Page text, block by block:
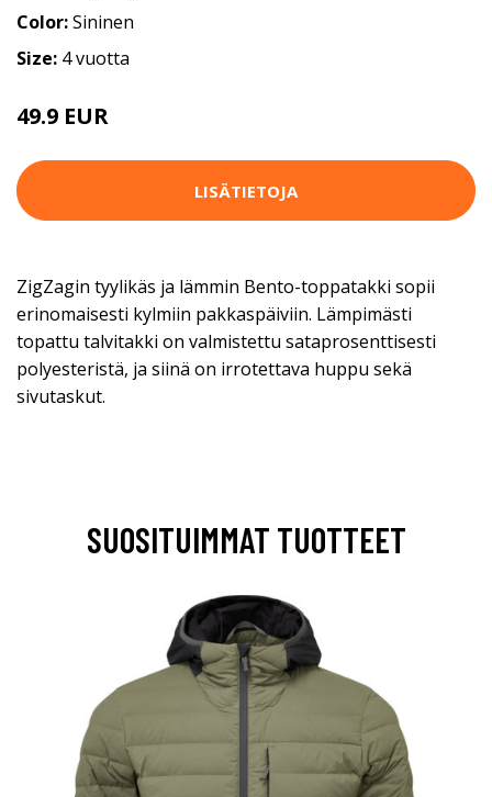
Color:Sininen
Size: 4 vuotta
49.9 EUR
LISÄTIETOJA
ZigZagin tyylikäs ja lämmin Bento-toppatakki sopii
erinomaisesti kylmiin pakkaspäiviin. Lämpimästi
topattu talvitakki on valmistettu sataprosenttisesti
polyesteristä, ja siinä on irrotettava huppu sekä
sivutaskut.
SUOSITUIMMAT TUOTTEET